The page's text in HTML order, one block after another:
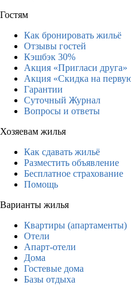
Гостям
Как бронировать жильё
Отзывы гостей
Кэшбэк 30%
Акция «Пригласи друга»
Акция «Скидка на
Гарантии
Суточный Журнал
Вопросы и ответы
Хозяевам жилья
Как сдавать жильё
Разместить объявление
Бесплатное страхование
Помощь
Варианты жилья
Квартиры (апартаменты)
Отели
Апарт-отели
Дома
Гостевые дома
Базы отдыха